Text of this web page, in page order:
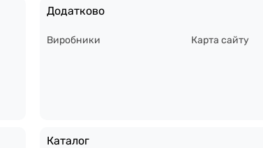
Додатково
Виробники Карта сайту
Каталог